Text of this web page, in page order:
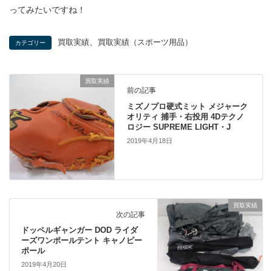
ってみたいですね！
カテゴリー 買取実績、 買取実績（スポーツ用品）
買取実績
前の記事
ミズノプロ硬式ミット メジャーク
オリティ 捕手・右投用 4Dテクノ
ロジー SUPREME LIGHT・J
2019年4月18日
買取実績
次の記事
ドッペルギャンガー DOD ライダ
ーズワンポールテント キャノピー
ポール
2019年4月20日